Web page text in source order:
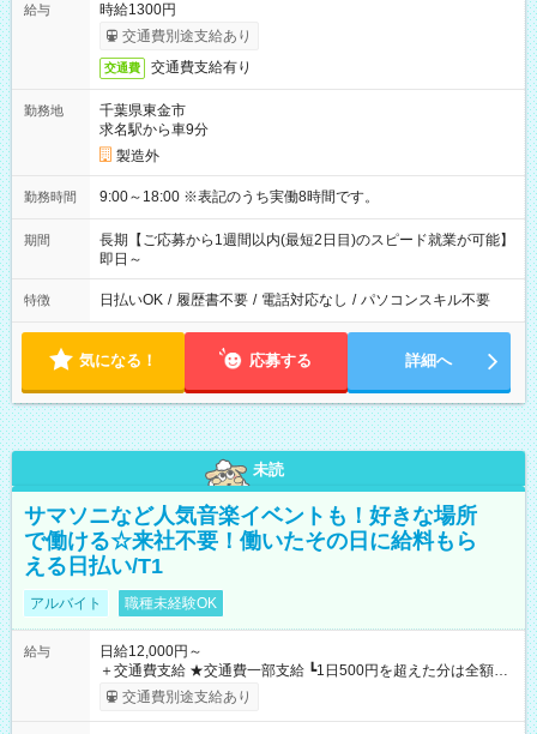
給与
時給1300円
交通費別途支給あり
交通費 交通費支給有り
勤務地
千葉県東金市
求名駅から車9分
製造外
勤務時間 9:00～18:00 ※表記のうち実働8時間です。
期間
長期【ご応募から1週間以内(最短2日目)のスピード就業が可能】
即日～
特徴 日払いOK / 履歴書不要 / 電話対応なし / パソコンスキル不要
気になる！ 応募する 詳細へ
未読
サマソニなど人気音楽イベントも！好きな場所
で働ける☆来社不要！働いたその日に給料もら
える日払い/T1
アルバイト 職種未経験OK
給与
日給12,000円～
＋交通費支給 ★交通費一部支給 ┗1日500円を超えた分は全額支
給！ ※往復500円以内の方は自己負担となります ★日払いOK！
（規定あり） ┗働いたその日に現金GET♪ お仕事後はコンビニ
交通費別途支給あり